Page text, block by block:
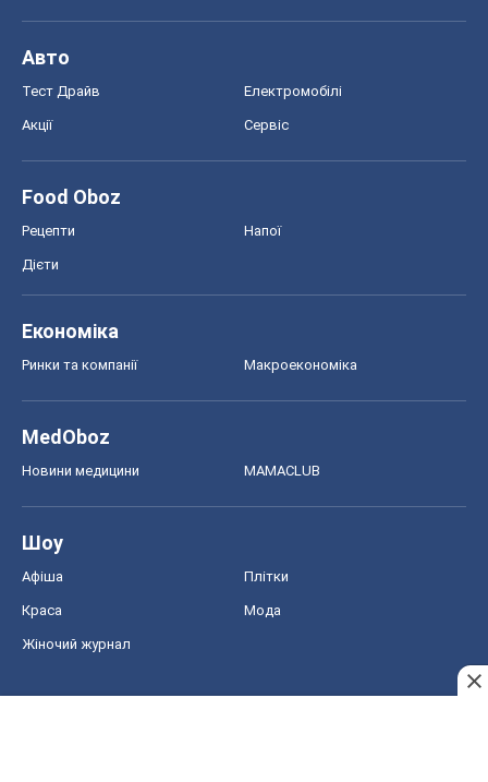
Авто
Тест Драйв Електромобілі
Акції Сервіс
Food Oboz
Рецепти Напої
Дієти
Економіка
Ринки та компанії Макроекономіка
MedOboz
Новини медицини MAMACLUB
Шоу
Афіша Плітки
Краса Мода
Жіночий журнал